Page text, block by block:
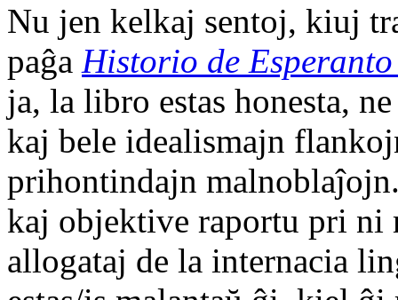
Nu jen kelkaj sentoj, kiuj
paĝa Historio de Esperanto
ja, la libro estas honesta,
kaj bele idealismajn
prihontindajn
kaj objektive raportu pri ni
allogataj de la internacia